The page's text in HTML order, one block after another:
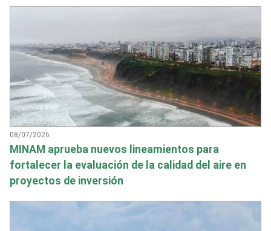
08/07/2026
MINAM aprueba nuevos lineamientos para
fortalecer la evaluación de la calidad del aire en
proyectos de inversión